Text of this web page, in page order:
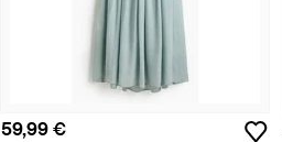
59,99 €